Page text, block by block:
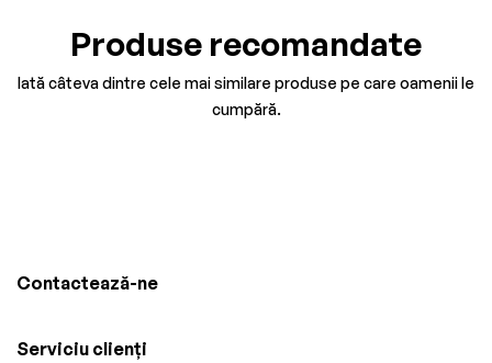
Produse recomandate
Iată câteva dintre cele mai similare produse pe care oamenii le
cumpără.
Contactează-ne
Serviciu clienți